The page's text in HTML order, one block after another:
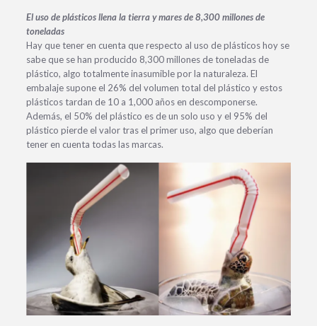
El uso de plásticos llena la tierra y mares de 8,300 millones de
toneladas
Hay que tener en cuenta que respecto al uso de plásticos hoy se
sabe que se han producido 8,300 millones de toneladas de
plástico, algo totalmente inasumible por la naturaleza. El
embalaje supone el 26% del volumen total del plástico y estos
plásticos tardan de 10 a 1,000 años en descomponerse.
Además, el 50% del plástico es de un solo uso y el 95% del
plástico pierde el valor tras el primer uso, algo que deberían
tener en cuenta todas las marcas.